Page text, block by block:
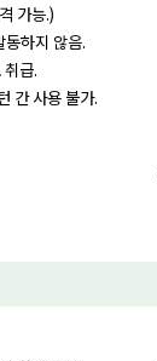
가능.)
동하지 않음.
급.
간 사용 불가.